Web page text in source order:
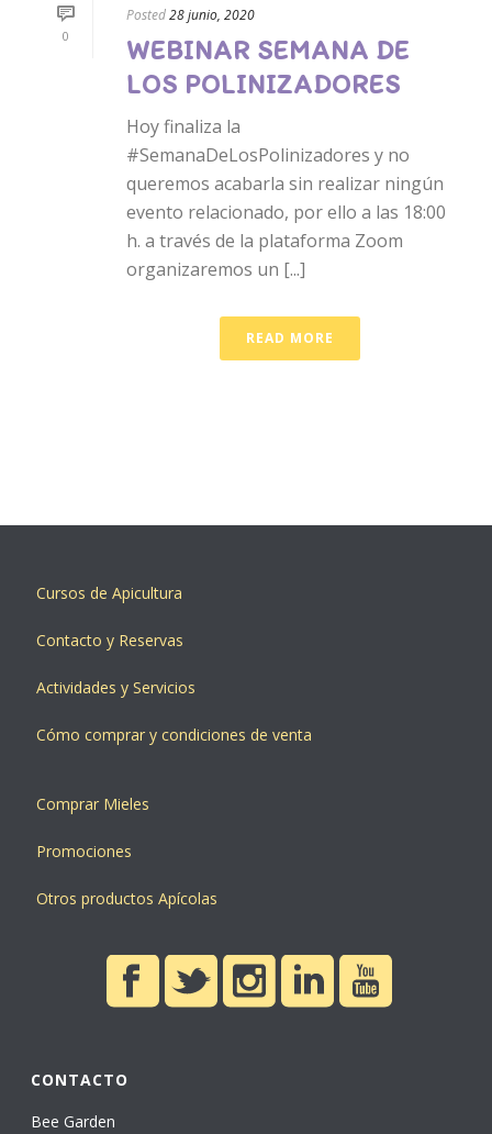
0
Posted28 junio, 2020
WEBINAR SEMANA DE
LOS POLINIZADORES
Hoy finaliza la
#SemanaDeLosPolinizadores y no
queremos acabarla sin realizar ningún
evento relacionado, por ello a las 18:00
h. a través de la plataforma Zoom
organizaremos un [...]
READ MORE
Cursos de Apicultura
Contacto y Reservas
Actividades y Servicios
Cómo comprar y condiciones de venta
Comprar Mieles
Promociones
Otros productos Apícolas
CONTACTO
Bee Garden